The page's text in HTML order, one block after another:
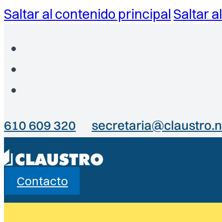
Saltar al contenido principalSaltar
610 609 320
Contacto